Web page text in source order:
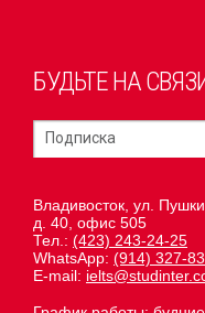
БУДЬТЕ НА
Владивосток, ул.
д. 40, офис 505
Тел.: (423) 243-24-25
WhatsApp: (914) 327-
E-mail: